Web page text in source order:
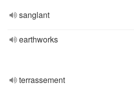
sanglant
earthworks
terrassement